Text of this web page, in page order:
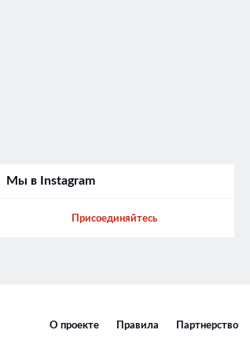
Мы в Instagram
Присоединяйтесь
О проекте Правила Партнерство